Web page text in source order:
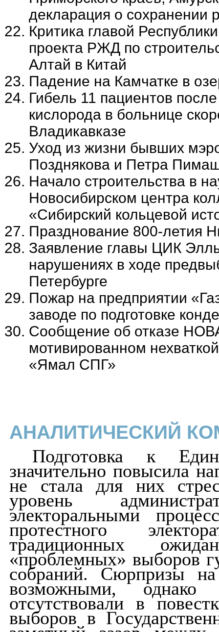
декларация о сохранении
Критика главой
проекта РЖД по
Алтай в Китай
Падение на Камчатке в
Гибель 11 пациентов
кислорода в больнице
Владикавказе
Уход из жизни бывших
Позднякова и Петра
Начало строительства в
Новосибирском центра
«Сибирский кольцевой
Празднование 800-летия
Заявление главы ЦИК
нарушениях в ходе
Петербурге
Пожар на предприятии
заводе по подготовке
Сообщение об отказе
мотивированном
«Ямал СПГ»
АНАЛИТИЧЕСКИЙ
Подготовка к
значительно повысила
не стала для них
уровень
электоральными
протестного
традиционных
«проблемных» выборов
собраний. Сюрпризы на
возможными,
отсутствовали в
выборов в